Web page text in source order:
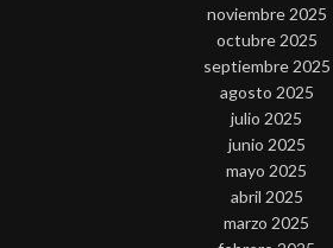
noviembre 2025
octubre 2025
septiembre 2025
agosto 2025
julio 2025
junio 2025
mayo 2025
abril 2025
marzo 2025